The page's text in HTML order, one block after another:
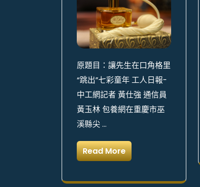
原題目：讓先生在口角格里
“跳出”七彩童年 工人日報-
中工網記者 黃仕強 通信員
黃玉林 包養網在重慶市巫
溪縣尖 …
Read More